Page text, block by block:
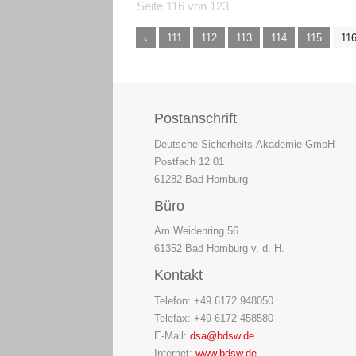
Seite 116 von 123
111 112 113 114 115 116
Postanschrift
Deutsche Sicherheits-Akademie GmbH
Postfach 12 01
61282 Bad Homburg
Büro
Am Weidenring 56
61352 Bad Homburg v. d. H.
Kontakt
Telefon: +49 6172 948050
Telefax: +49 6172 458580
E-Mail: dsa@bdsw.de
Internet: www.bdsw.de